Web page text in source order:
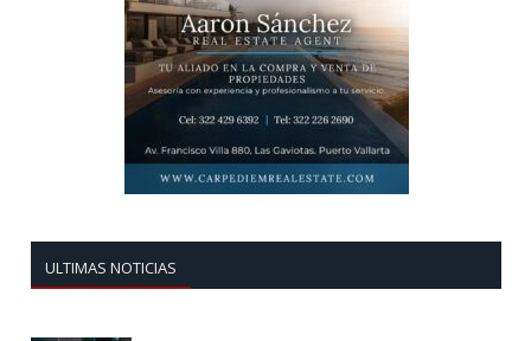
ULTIMAS NOTICIAS